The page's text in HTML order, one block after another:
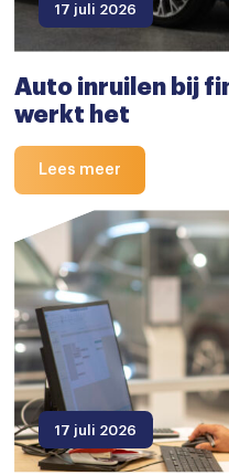
17 juli 2026
Auto inruilen bij
werkt het
Lees meer
17 juli 2026